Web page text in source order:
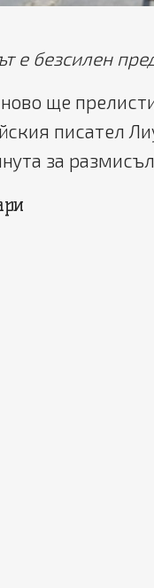
е безсилен
ще
писател
за